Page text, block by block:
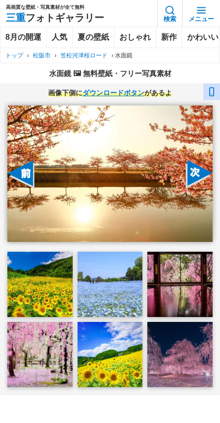
高画質な壁紙・写真素材が全て無料
三重フォトギャラリー 検索 メニュー
8月の開運 人気 夏の壁紙 おしゃれ 新作 かわいい
トップ › 松阪市 › 笠松河津桜ロード › 水面鏡
水面鏡 🖼️ 無料壁紙・フリー写真素材
画像下側にダウンロードボタンがあるよ